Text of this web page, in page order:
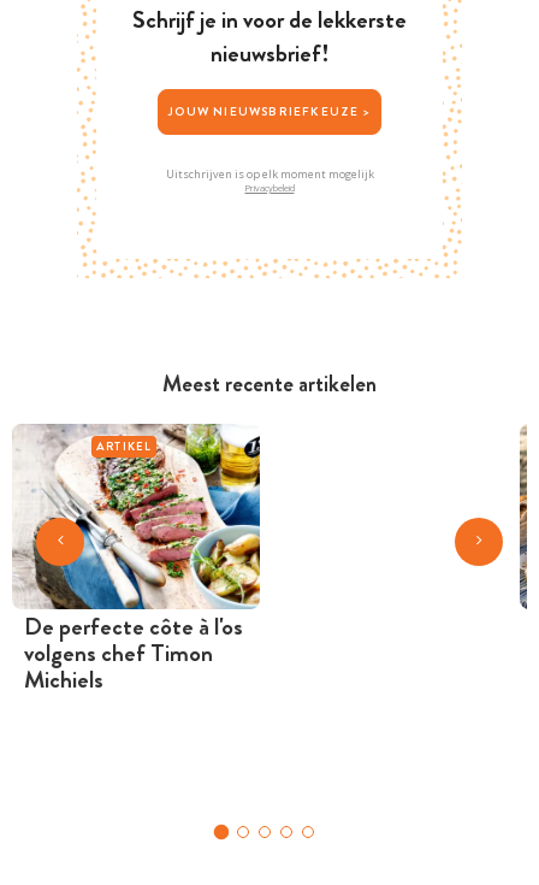
Meest recente artikelen
ARTIKEL
De perfecte côte à l'os
volgens chef Timon
Michiels
Schrijf je in voor de lekkerste
nieuwsbrief!
JOUW NIEUWSBRIEFKEUZE >
Uitschrijven is op elk moment mogelijk
Privacybeleid